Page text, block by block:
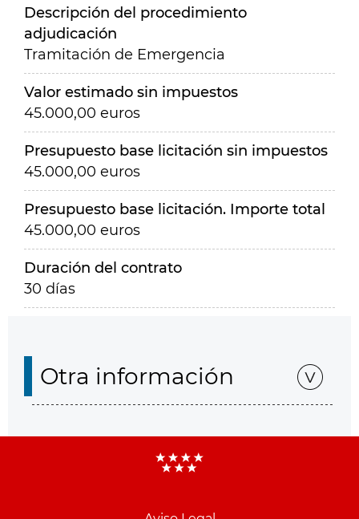
Descripción del procedimiento
adjudicación
Tramitación de Emergencia
Valor estimado sin impuestos
45.000,00 euros
Presupuesto base licitación sin impuestos
45.000,00 euros
Presupuesto base licitación. Importe total
45.000,00 euros
Duración del contrato
30 días
Otra información